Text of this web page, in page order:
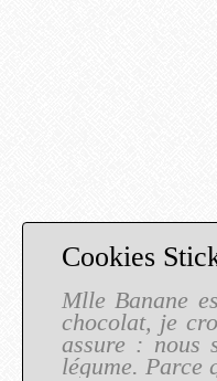
Mlle Banane
chocolat, je
assure : nous
légume. Parce